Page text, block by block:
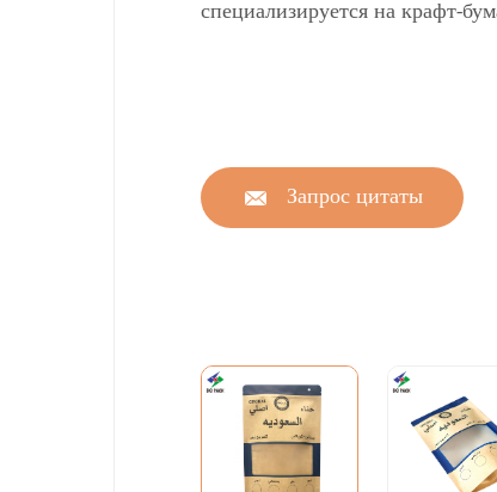
специализируется на крафт-
Запрос цитаты